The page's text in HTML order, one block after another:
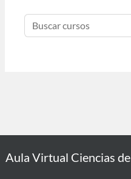
Buscar cursos
Aula Virtual Ciencias